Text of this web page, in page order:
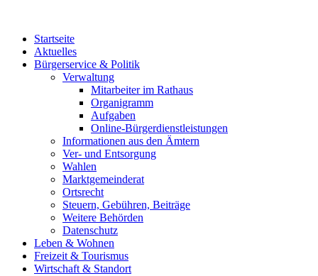
Startseite
Aktuelles
Bürgerservice & Politik
Verwaltung
Mitarbeiter im Rathaus
Organigramm
Aufgaben
Online-Bürgerdienstleistungen
Informationen aus den Ämtern
Ver- und Entsorgung
Wahlen
Marktgemeinderat
Ortsrecht
Steuern, Gebühren, Beiträge
Weitere Behörden
Datenschutz
Leben & Wohnen
Freizeit & Tourismus
Wirtschaft & Standort